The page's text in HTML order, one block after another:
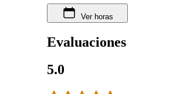
Ver horas
Evaluaciones
5.0